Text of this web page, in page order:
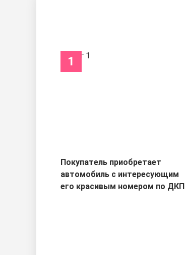
1
Покупатель приобретает
автомобиль с интересующим
его красивым номером по ДКП